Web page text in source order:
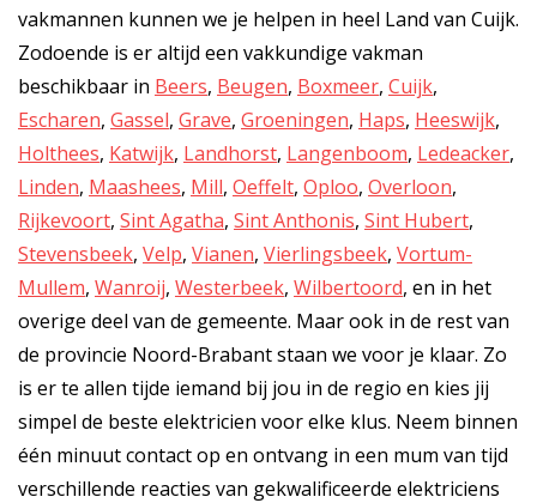
vakmannen kunnen we je helpen in heel Land van Cuijk.
Zodoende is er altijd een vakkundige vakman
beschikbaar in Beers, Beugen, Boxmeer, Cuijk,
Escharen, Gassel, Grave, Groeningen, Haps, Heeswijk,
Holthees, Katwijk, Landhorst, Langenboom, Ledeacker,
Linden, Maashees, Mill, Oeffelt, Oploo, Overloon,
Rijkevoort, Sint Agatha, Sint Anthonis, Sint Hubert,
Stevensbeek, Velp, Vianen, Vierlingsbeek, Vortum-
Mullem, Wanroij, Westerbeek, Wilbertoord, en in het
overige deel van de gemeente. Maar ook in de rest van
de provincie Noord-Brabant staan we voor je klaar. Zo
is er te allen tijde iemand bij jou in de regio en kies jij
simpel de beste elektricien voor elke klus. Neem binnen
één minuut contact op en ontvang in een mum van tijd
verschillende reacties van gekwalificeerde elektriciens